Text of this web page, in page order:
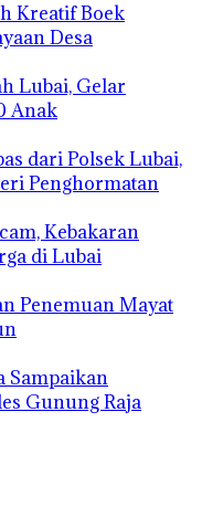
Kreatif Boek
Desa
Lubai, Gelar
Anak
dari Polsek Lubai,
Penghormatan
Kebakaran
di Lubai
Penemuan Mayat
Sampaikan
Gunung Raja